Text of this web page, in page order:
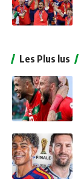
Les Plus lus